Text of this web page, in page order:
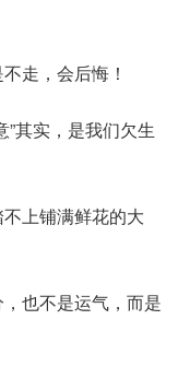
走，会后悔！
其实，是我们欠生
上铺满鲜花的大
也不是运气，而是